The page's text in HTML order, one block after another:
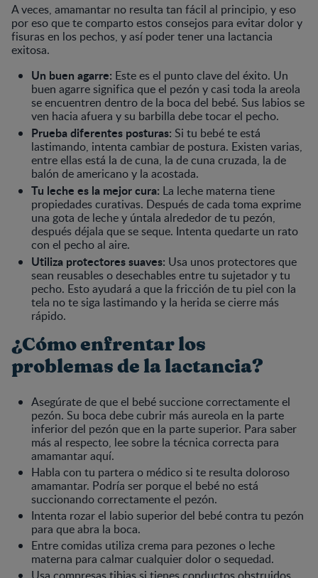
A veces, amamantar no resulta tan fácil al principio, y eso
por eso que te comparto estos consejos para evitar dolor y
fisuras en los pechos, y así poder tener una lactancia
exitosa.
Un buen agarre: Este es el punto clave del éxito. Un
buen agarre significa que el pezón y casi toda la areola
se encuentren dentro de la boca del bebé. Sus labios se
ven hacia afuera y su barbilla debe tocar el pecho.
Prueba diferentes posturas: Si tu bebé te está
lastimando, intenta cambiar de postura. Existen varias,
entre ellas está la de cuna, la de cuna cruzada, la de
balón de americano y la acostada.
Tu leche es la mejor cura: La leche materna tiene
propiedades curativas. Después de cada toma exprime
una gota de leche y úntala alrededor de tu pezón,
después déjala que se seque. Intenta quedarte un rato
con el pecho al aire.
Utiliza protectores suaves: Usa unos protectores que
sean reusables o desechables entre tu sujetador y tu
pecho. Esto ayudará a que la fricción de tu piel con la
tela no te siga lastimando y la herida se cierre más
rápido.
¿Cómo enfrentar los
problemas de la lactancia?
Asegúrate de que el bebé succione correctamente el
pezón. Su boca debe cubrir más aureola en la parte
inferior del pezón que en la parte superior. Para saber
más al respecto, lee sobre la técnica correcta para
amamantar aquí.
Habla con tu partera o médico si te resulta doloroso
amamantar. Podría ser porque el bebé no está
succionando correctamente el pezón.
Intenta rozar el labio superior del bebé contra tu pezón
para que abra la boca.
Entre comidas utiliza crema para pezones o leche
materna para calmar cualquier dolor o sequedad.